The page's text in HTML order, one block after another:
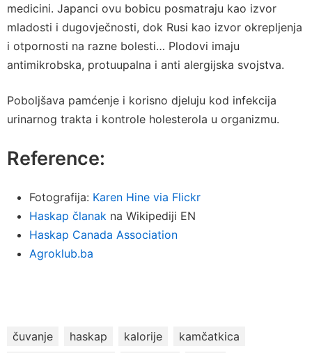
medicini. Japanci ovu bobicu posmatraju kao izvor
mladosti i dugovječnosti, dok Rusi kao izvor okrepljenja
i otpornosti na razne bolesti… Plodovi imaju
antimikrobska, protuupalna i anti alergijska svojstva.
Poboljšava pamćenje i korisno djeluju kod infekcija
urinarnog trakta i kontrole holesterola u organizmu.
Reference:
Fotografija: Karen Hine via Flickr
Haskap članak na Wikipediji EN
Haskap Canada Association
Agroklub.ba
čuvanje haskap kalorije
kamčatkica